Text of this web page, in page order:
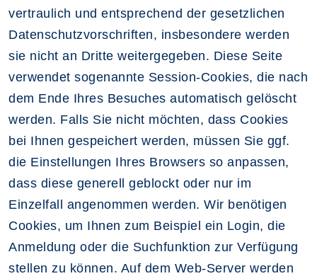
vertraulich und entsprechend der gesetzlichen
Datenschutzvorschriften, insbesondere werden
sie nicht an Dritte weitergegeben. Diese Seite
verwendet sogenannte Session-Cookies, die nach
dem Ende Ihres Besuches automatisch gelöscht
werden. Falls Sie nicht möchten, dass Cookies
bei Ihnen gespeichert werden, müssen Sie ggf.
die Einstellungen Ihres Browsers so anpassen,
dass diese generell geblockt oder nur im
Einzelfall angenommen werden. Wir benötigen
Cookies, um Ihnen zum Beispiel ein Login, die
Anmeldung oder die Suchfunktion zur Verfügung
stellen zu können. Auf dem Web-Server werden